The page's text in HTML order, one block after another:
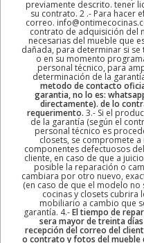
previamente descrito. tener
su contrato. 2 .- Para hacer
correo.
contrato de adquisición del
necesarias del mueble que
dañada, para determinar si
o en su momento
personal técnico, para
determinación de la
metodo de contacto
garantia, no lo es:
directamente). de lo
requerimento. 3.- Si el
de la garantía (según el
personal técnico es
closets, se compromete
componentes defectuosos
cliente, en caso de que a
posible la reparación o
cambiara por otro nuevo,
(en caso de que el modelo no
cocinas y closets cubrira
mobiliario a cambio que
garantía. 4.-El tiempo de
sera mayor de treinta
recepción del correo del
o contrato y fotos del mueble